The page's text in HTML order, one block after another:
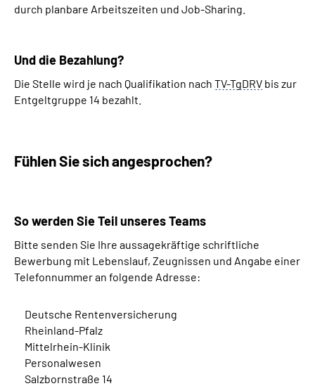
durch planbare Arbeitszeiten und Job-Sharing
Und die Bezahlung?
Die Stelle wird je nach Qualifikation nach TV-TgDRV bis zur
Entgeltgruppe 14 bezahlt.
Fühlen Sie sich angesprochen?
So werden Sie Teil unseresTeams
Bitte senden Sie Ihre aussagekräftige schriftliche
Bewerbung mit Lebenslauf, Zeugnissen und Angabe einer
Telefonnummer an folgende Adresse:
Deutsche Rentenversicherung
Rheinland-Pfalz
Mittelrhein-Klinik
Personalwesen
Salzbornstraße 14